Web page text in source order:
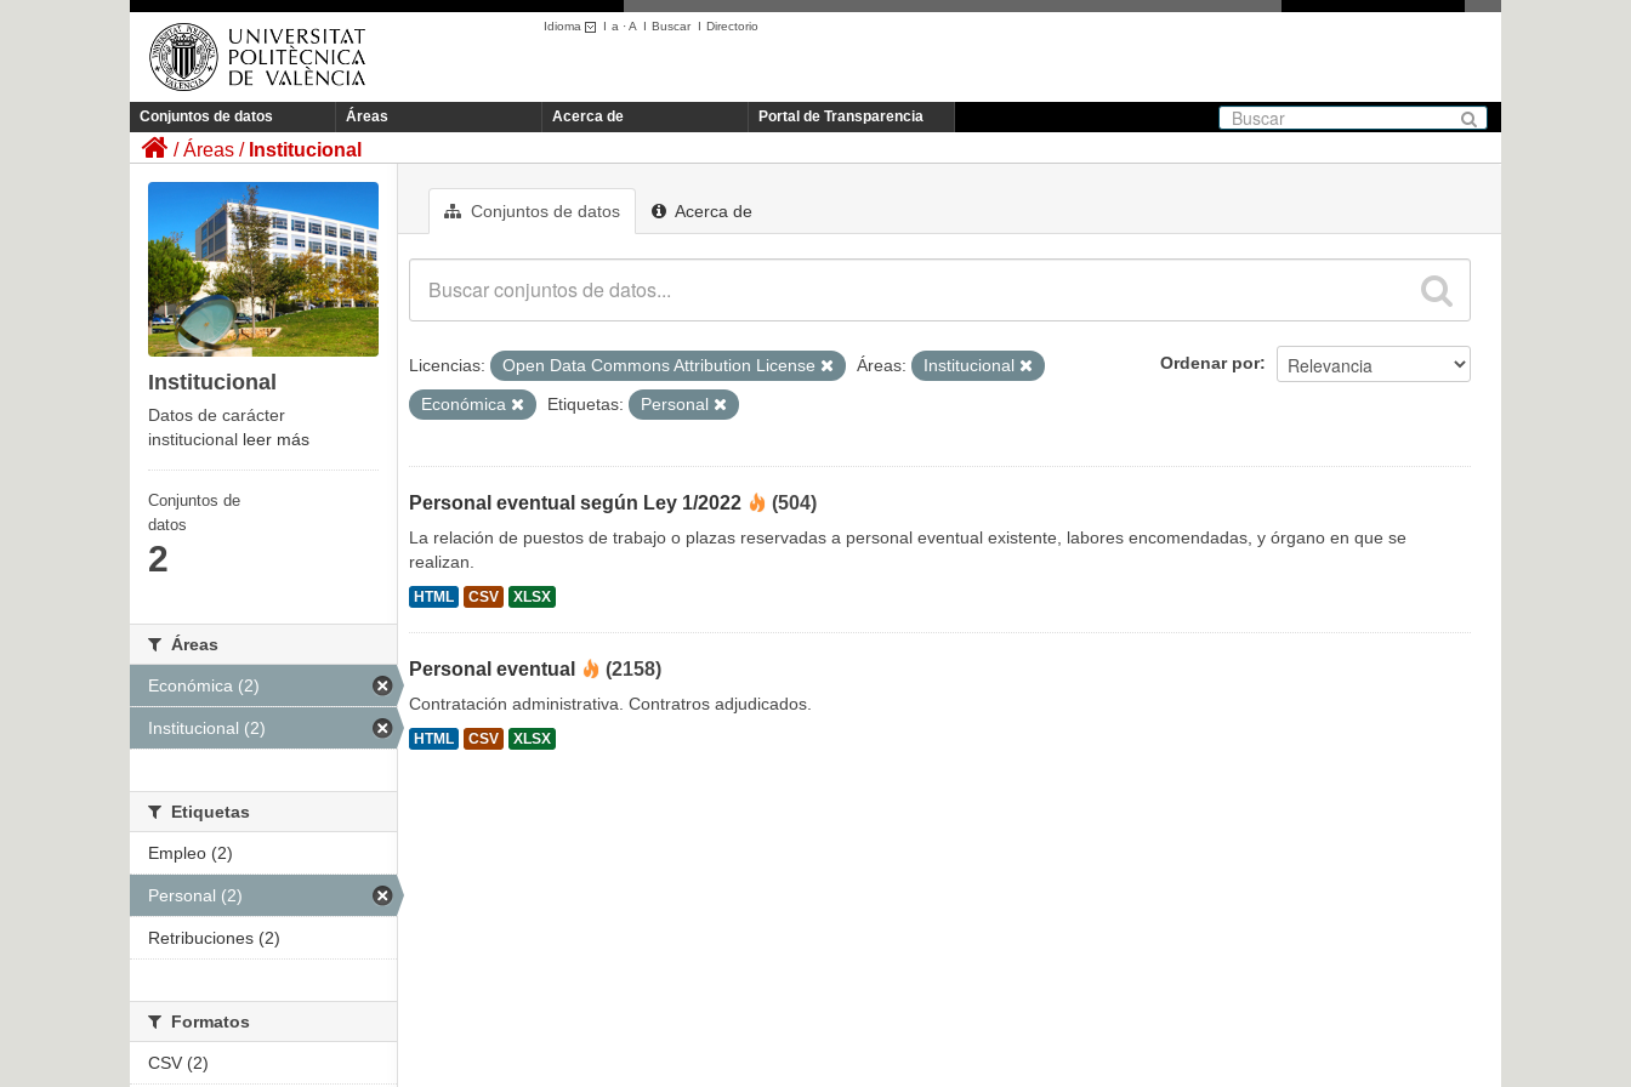
Idioma I a ·A I BuscarI Directorio
Conjuntos de datos Áreas Acerca de Portal de Transparencia
Áreas Institucional
Conjuntos de datos Acerca de
Ordenar por
Licencias: Open Data Commons Attribution License Áreas:
Institucional
Económica
Etiquetas: Personal
Personal eventual según Ley 1/2022 (504)
La relación de puestos de trabajo o plazas reservadas a personal eventual existente, labores encomendadas, y órgano en que se
realizan.
HTML CSV XLSX
Personal eventual (2158)
Contratación administrativa. Contratros adjudicados.
HTML CSV XLSX
Institucional
Datos de carácter
institucional leer más
Conjuntos de
datos
2
Áreas
Económica (2)
Institucional (2)
Etiquetas
Empleo (2)
Personal (2)
Retribuciones (2)
Formatos
CSV (2)